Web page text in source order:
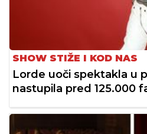
SHOW STIŽE I KOD NAS
Lorde uoči spektakla u
nastupila pred 125.000